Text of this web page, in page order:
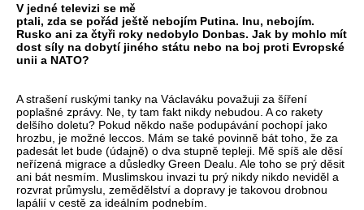
V jedné televizi se mě
ptali, zda se pořád ještě nebojím Putina. Inu, nebojím.
Rusko ani za čtyři roky nedobylo Donbas. Jak by mohlo mít
dost síly na dobytí jiného státu nebo na boj proti Evropské
unii a NATO?
A strašení ruskými tanky na Václaváku považuji za šíření
poplašné zprávy. Ne, ty tam fakt nikdy nebudou. A co rakety
delšího doletu? Pokud někdo naše podupávání pochopí jako
hrozbu, je možné leccos. Mám se také povinně bát toho, že za
padesát let bude (údajně) o dva stupně tepleji. Mě spíš ale děsí
neřízená migrace a důsledky Green Dealu. Ale toho se prý děsit
ani bát nesmím. Muslimskou invazi tu prý nikdy nikdo neviděl a
rozvrat průmyslu, zemědělství a dopravy je takovou drobnou
lapálií v cestě za ideálním podnebím.